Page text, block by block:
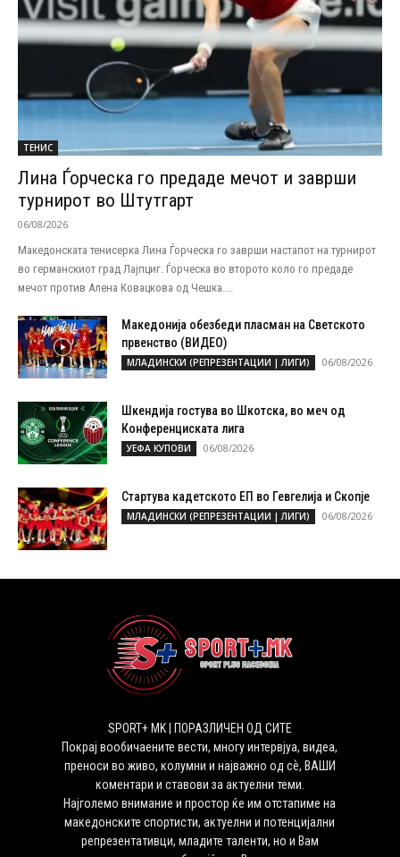
ТЕНИС
Лина Ѓорческа го предаде мечот и заврши
турнирот во Штутгарт
06/08/2026
Македонската тенисерка Лина Ѓорческа го заврши настапот на турнирот
во германскиот град Лајпциг. Ѓорческа во второто коло го предаде
мечот против Алена Ковацкова од Чешка....
Македонија обезбеди пласман на Светското
првенство (ВИДЕО)
МЛАДИНСКИ (РЕПРЕЗЕНТАЦИИ | ЛИГИ) 06/08/2026
Шкендија гостува во Шкотска, во меч од
Конференциската лига
УЕФА КУПОВИ 06/08/2026
Стартува кадетското ЕП во Гевгелија и Скопје
МЛАДИНСКИ (РЕПРЕЗЕНТАЦИИ | ЛИГИ) 06/08/2026
SPORT+ MK | ПОРАЗЛИЧЕН ОД СИТЕ
Покрај вообичаените вести, многу интервјуа, видеа,
преноси во живо, колумни и најважно од сѐ, ВАШИ
коментари и ставови за актуелни теми.
Најголемо внимание и простор ќе им отстапиме на
македонските спортисти, актуелни и потенцијални
репрезентативци, младите таленти, но и Вам